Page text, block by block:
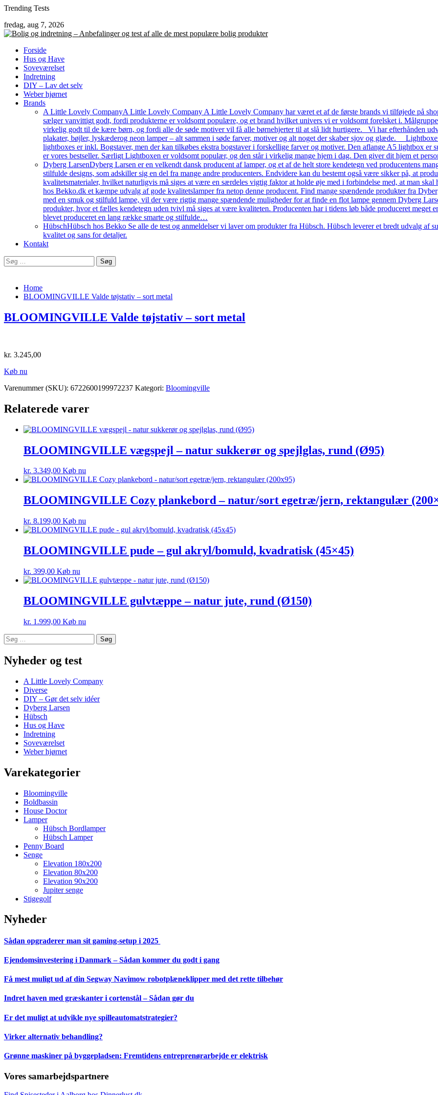
Skip
content
Trending Tests
fredag, aug 7, 2026
Forside
Hus og Have
Soveværelset
Indretning
DIY – Lav det selv
Weber hjørnet
Brands
A Little Lovely CompanyA Little Lovely Company A Little Lovely Company har været et af de første brands vi tilføjede på
sælger vanvittigt godt, fordi produkterne er voldsomt populære, og et brand hvilket univers vi er voldsomt forelsket i.
virkelig godt til de kære børn, og fordi alle de søde motiver vil få alle børnehjerter til at slå lidt hurtigere. Vi har efterhånden
plakater, bøjler, lyskæderog neon lamper – alt sammen i søde farver, motiver og alt noget der skaber sjov og glæde.
lightboxes er inkl. Bogstaver, men der kan tilkøbes ekstra bogstaver i forskellige farver og motiver. Den aflange A5 lightbox er
er vores bestseller. Særligt Lightboxen er voldsomt populær, og den står i virkelig mange hjem i dag. Den giver dit hjem et
Dyberg LarsenDyberg Larsen er en velkendt dansk producent af lamper, og et af de helt store kendetegn ved producentens
stilfulde designs, som adskiller sig en del fra mange andre producenters. Endvidere kan du bestemt også være sikker på, at
kvalitetsmaterialer, hvilket naturligvis må siges at være en særdeles vigtig faktor at holde øje med i forbindelse med, at man
hos Bekko.dk et kæmpe udvalg af gode kvalitetslamper fra netop denne producent. Find mange spændende produkter fra
med en smuk og stilfuld lampe, vil der være rigtig mange spændende muligheder for at finde en flot lampe gennem Dyberg
produkter, hvor et fælles kendetegn uden tvivl må siges at være kvaliteten. Producenten har i tidens løb både produceret meget
blevet produceret en lang række smarte og stilfulde…
HübschHübsch hos Bekko Se alle de test og anmeldelser vi laver om produkter fra Hübsch. Hübsch leverer et bredt udvalg
kvalitet og sans for detaljer.
Kontakt
Søg
efter:
Home
BLOOMINGVILLE Valde tøjstativ – sort metal
BLOOMINGVILLE Valde tøjstativ – sort metal
kr. 3.245,00
Køb nu
Varenummer (SKU): 6722600199972237 Kategori: Bloomingville
Relaterede varer
BLOOMINGVILLE vægspejl – natur sukkerør og spejlglas, rund (Ø95)
kr. 3.349,00 Køb nu
BLOOMINGVILLE Cozy plankebord – natur/sort egetræ/jern, rektangulær
kr. 8.199,00 Køb nu
BLOOMINGVILLE pude – gul akryl/bomuld, kvadratisk (45×45)
kr. 399,00 Køb nu
BLOOMINGVILLE gulvtæppe – natur jute, rund (Ø150)
kr. 1.999,00 Køb nu
Søg
efter:
Nyheder og test
A Little Lovely Company
Diverse
DIY – Gør det selv idéer
Dyberg Larsen
Hübsch
Hus og Have
Indretning
Soveværelset
Weber hjørnet
Varekategorier
Bloomingville
Boldbassin
House Doctor
Lamper
Hübsch Bordlamper
Hübsch Lamper
Penny Board
Senge
Elevation 180x200
Elevation 80x200
Elevation 90x200
Jupiter senge
Stigegolf
Nyheder
Sådan opgraderer man sit gaming-setup i 2025
Ejendomsinvestering i Danmark – Sådan kommer du godt i gang
Få mest muligt ud af din Segway Navimow robotplæneklipper med det rette tilbehør
Indret haven med græskanter i cortenstål – Sådan gør du
Er det muligt at udvikle nye spilleautomatstrategier?
Virker alternativ behandling?
Grønne maskiner på byggepladsen: Fremtidens entreprenørarbejde er elektrisk
Vores samarbejdspartnere